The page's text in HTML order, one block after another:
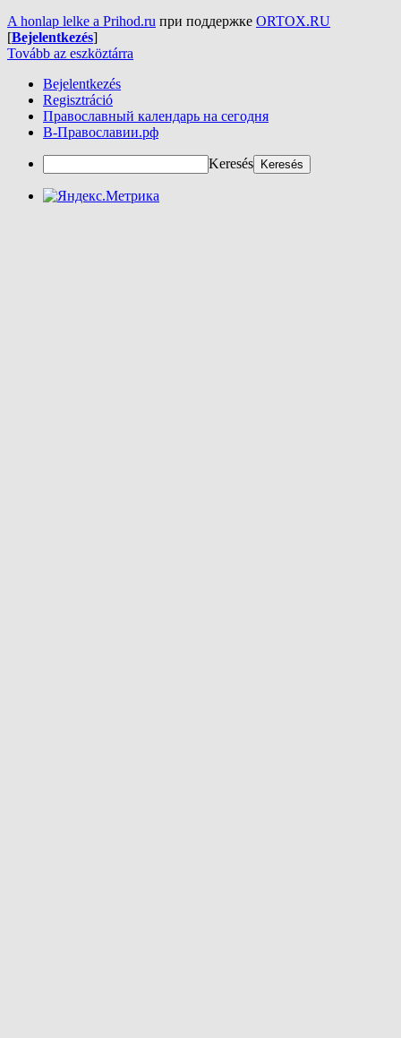
A honlap lelke a Prihod.ru при поддержке ORTOX.RU
[Bejelentkezés]
Tovább az eszköztárra
Bejelentkezés
Regisztráció
Православный календарь на сегодня
В-Православии.рф
Keresés